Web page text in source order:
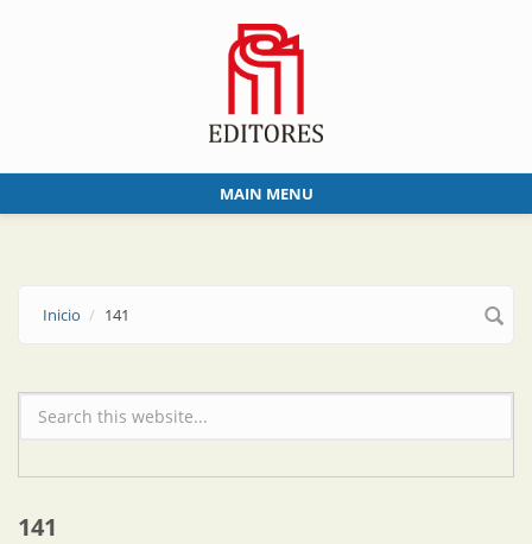
MAIN MENU
Inicio 141
Formulario de búsqueda
141